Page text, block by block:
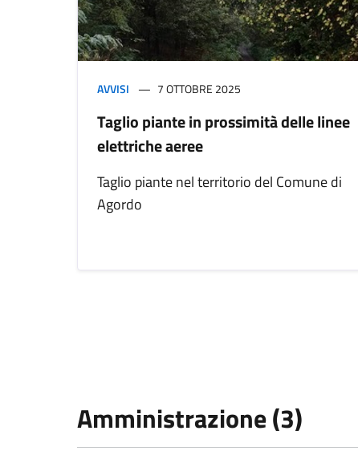
AVVISI 7 OTTOBRE 2025
Taglio piante in prossimità delle linee
elettriche aeree
Taglio piante nel territorio del Comune di
Agordo
Amministrazione (3)